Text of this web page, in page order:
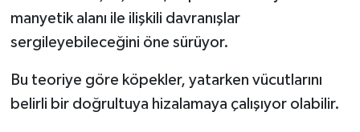
manyetik alanı ile ilişkili davranışlar
sergileyebileceğini öne sürüyor.
Bu teoriye göre köpekler, yatarken vücutlarını
belirli bir doğrultuya hizalamaya çalışıyor olabilir.
Video Galeri
Yaşam
Yemek Tarifleri